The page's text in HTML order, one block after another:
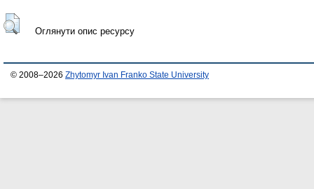
Оглянути опис ресурсу
© 2008–2026 Zhytomyr Ivan Franko State University